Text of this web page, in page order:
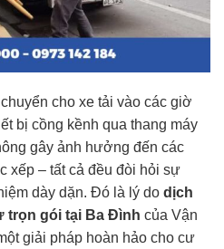
cho xe tải vào các giờ
bị cồng kềnh qua thang máy
gây ảnh hưởng đến các
xếp – tất cả đều đòi hỏi sự
dày dặn. Đó là lý do dịch
trọn gói tại Ba Đình của Vận
giải pháp hoàn hảo cho cư